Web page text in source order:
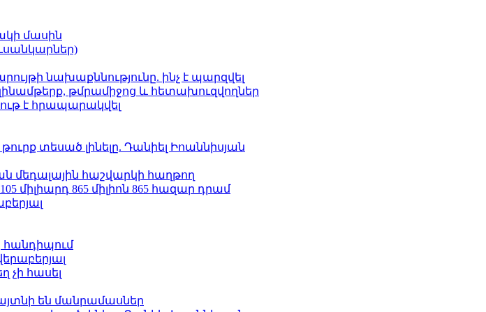
մասին
նախաքննությունը. ինչ է պարզվել
թմրամիջոց և հետախուզվողներ
է հրապարակվել
տեսած լինելը. Դանիել Իոաննիսյան
հաշվարկի հաղթող
միլիարդ 865 միլիոն 865 հազար դրամ
չի հասել
են մանրամասներ